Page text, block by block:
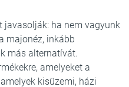
javasolják: ha nem vagyunk
majonéz, inkább
más alternatívát.
amelyeket a
kisüzemi, házi